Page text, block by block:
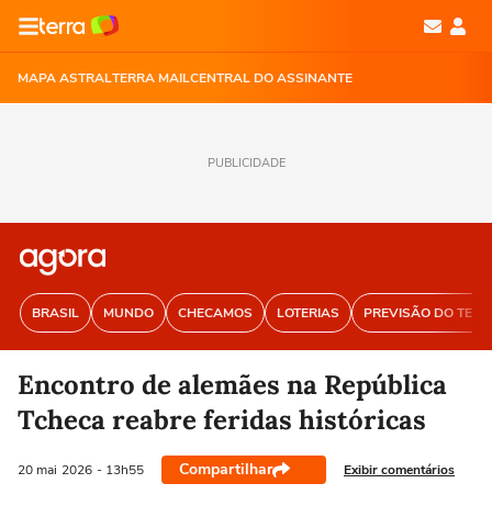
MAPA ASTRALTERRA MAILCENTRAL DO ASSINANTE
PUBLICIDADE
BRASIL MUNDO CHECAMOS LOTERIAS PREVISÃO DO
Encontro de alemães na República
Tcheca reabre feridas históricas
20 mai 2026 - 13h55 Compartilhar Exibir comentários